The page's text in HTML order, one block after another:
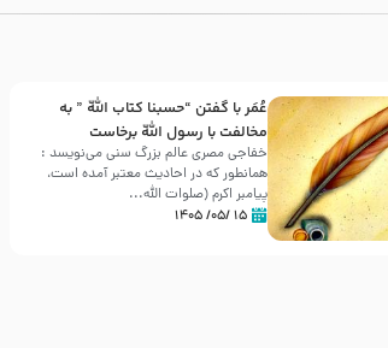
عُمَر با گفتن “حسبنا كتاب اللّه ” به
مخالفت با رسول اللّه برخاست
خفاجی مصری عالم بزرگ سنی می‌نویسد :
همانطور که در احادیث معتبر آمده است،
پیامبر اکرم (صلوات اللّه...
۱۵ /۰۵/ ۱۴۰۵